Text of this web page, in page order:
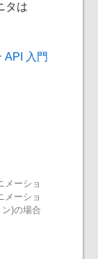
タは
API 入門
メーショ
メーショ
ン)の場合